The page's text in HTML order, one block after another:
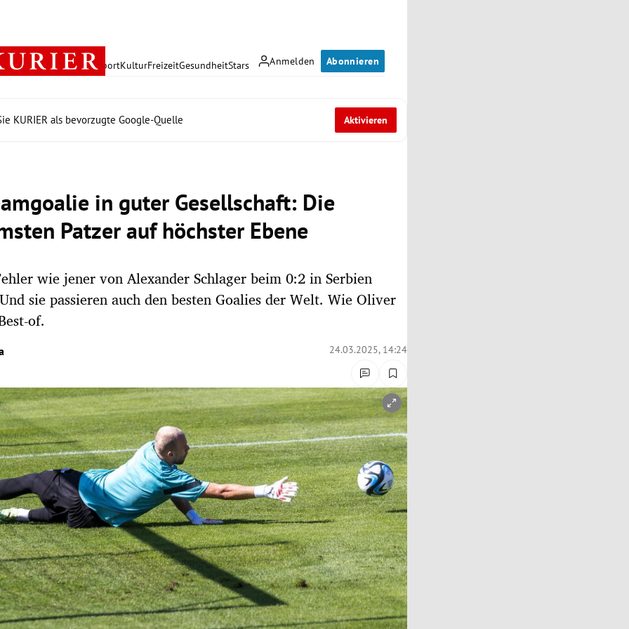
Anmelden Abonnieren
PolitikWirtschaft SportKulturFreizeitGesundheitStars
KURIER als bevorzugte Google-Quelle Aktivieren
in guter Gesellschaft: Die
Patzer auf höchster Ebene
wie jener von Alexander Schlager beim 0:2 in Serbien
sie passieren auch den besten Goalies der Welt. Wie Oliver
of.
24.03.2025, 14:24
öffnen/schließen